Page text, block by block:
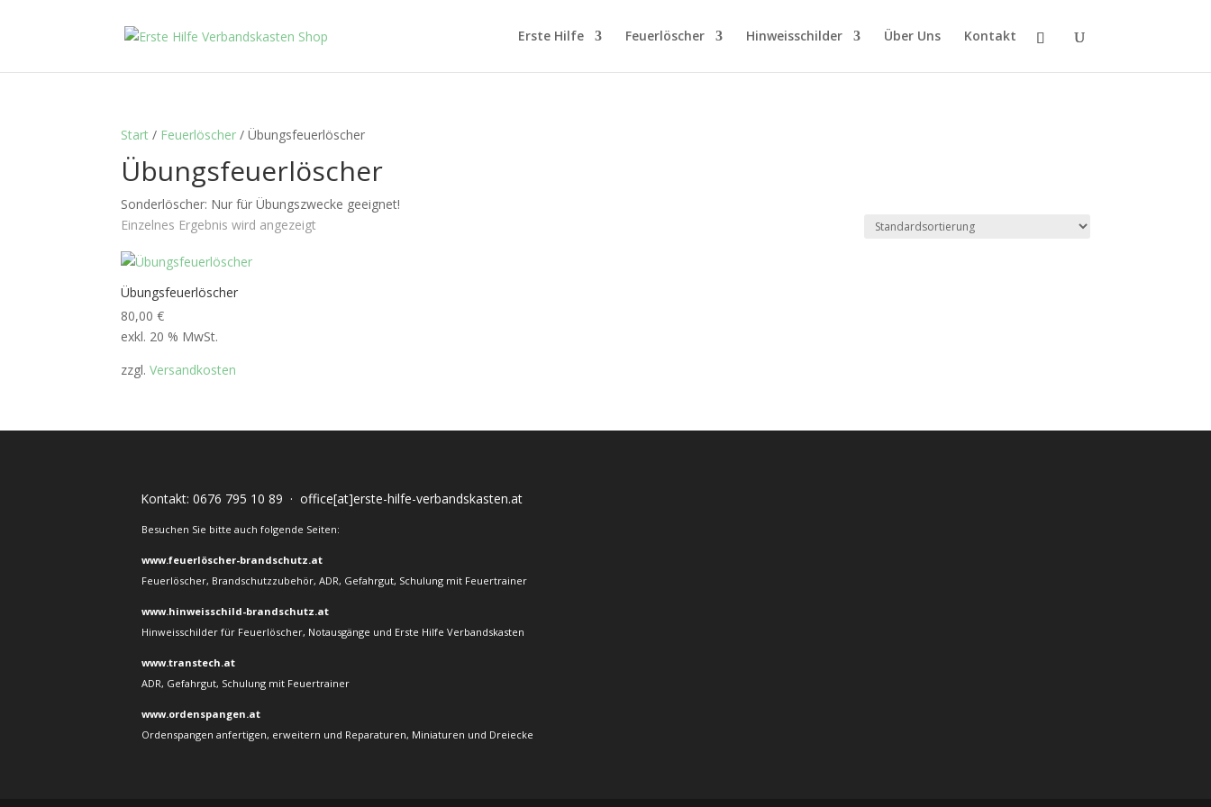
Erste Hilfe Feuerlöscher Hinweisschilder Über Uns Kontakt
Start / Feuerlöscher / Übungsfeuerlöscher
Übungsfeuerlöscher
Sonderlöscher: Nur für Übungszwecke geeignet!
Einzelnes Ergebnis wird angezeigt
Übungsfeuerlöscher
80,00€
exkl. 20 % MwSt.
zzgl.Versandkosten
Kontakt:0676 795 10 89 ·office[at]erste-hilfe-verbandskasten.at
Besuchen Sie bitte auch folgende Seiten:
www.feuerlöscher-brandschutz.at
Feuerlöscher, Brandschutzzubehör, ADR, Gefahrgut, Schulung mit Feuertrainer
www.hinweisschild-brandschutz.at
Hinweisschilder für Feuerlöscher, Notausgänge und Erste Hilfe Verbandskasten
www.transtech.at
ADR, Gefahrgut, Schulung mit Feuertrainer
www.ordenspangen.at
Ordenspangen anfertigen, erweitern und Reparaturen, Miniaturen und Dreiecke